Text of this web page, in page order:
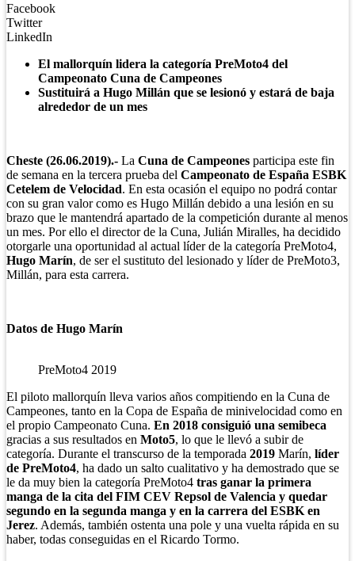
Facebook
Twitter
LinkedIn
El mallorquín lidera la categoría PreMoto4 del
Campeonato Cuna de Campeones
Sustituirá a Hugo Millán que se lesionó y estará de baja
alrededor de un mes
Cheste (26.06.2019).- La Cuna de Campeones participa este fin
de semana en la tercera prueba del Campeonato de España ESBK
Cetelem de Velocidad. En esta ocasión el equipo no podrá contar
con su gran valor como es Hugo Millán debido a una lesión en su
brazo que le mantendrá apartado de la competición durante al menos
un mes. Por ello el director de la Cuna, Julián Miralles, ha decidido
otorgarle una oportunidad al actual líder de la categoría PreMoto4,
Hugo Marín, de ser el sustituto del lesionado y líder de PreMoto3,
Millán, para esta carrera.
Datos de Hugo Marín
PreMoto4 2019
El piloto mallorquín lleva varios años compitiendo en la Cuna de
Campeones, tanto en la Copa de España de minivelocidad como en
el propio Campeonato Cuna. En 2018 consiguió una semibeca
gracias a sus resultados en Moto5, lo que le llevó a subir de
categoría. Durante el transcurso de la temporada 2019 Marín, líder
de PreMoto4, ha dado un salto cualitativo y ha demostrado que se
le da muy bien la categoría PreMoto4 tras ganar la primera
manga de la cita del FIM CEV Repsol de Valencia y quedar
segundo en la segunda manga y en la carrera del ESBK en
Jerez. Además, también ostenta una pole y una vuelta rápida en su
haber, todas conseguidas en el Ricardo Tormo.